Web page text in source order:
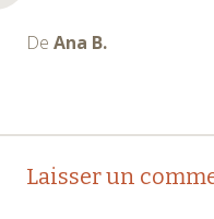
De Ana B.
Laisser un